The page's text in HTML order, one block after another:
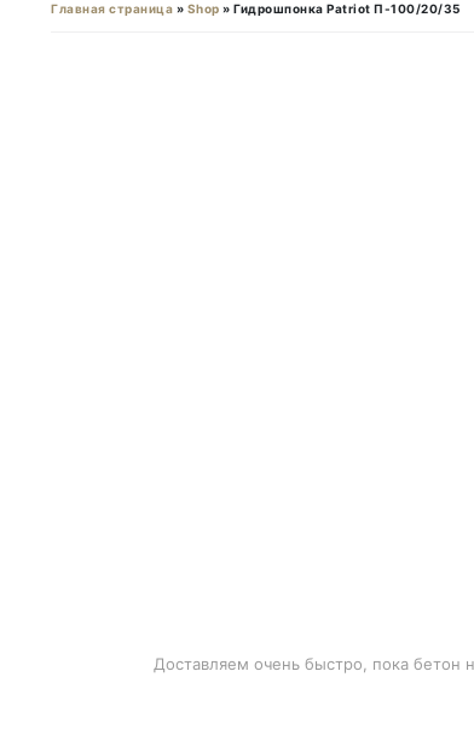
Главная страница » Shop » Гидрошпонка Patriot П-100/20/35
Доставляем очень быстро, пока бетон